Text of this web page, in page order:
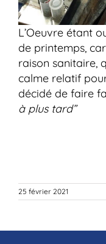
L’Oeuvre étant
de printemps,
raison sanitaire,
calme relatif
décidé de faire
à plus tard”
25 février 2021